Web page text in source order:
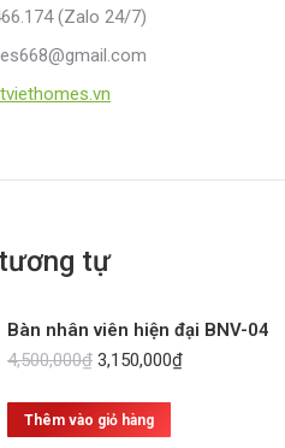
(Zalo 24/7)
tự
Bàn nhân viên hiện đại BNV-04
4,500,000₫ Giá
là:
4,500,000₫.
3,150,000₫Giá
Thêm vào giỏ hàng